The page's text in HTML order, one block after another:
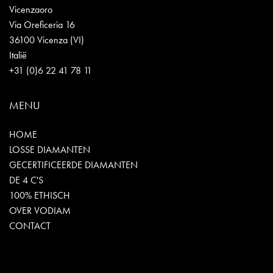
Vicenzaoro
Via Oreficeria 16
36100 Vicenza (VI)
Italië
+31 (0)6 22 41 78 11
MENU
HOME
LOSSE DIAMANTEN
GECERTIFICEERDE DIAMANTEN
DE 4 C'S
100% ETHISCH
OVER VODIAM
CONTACT